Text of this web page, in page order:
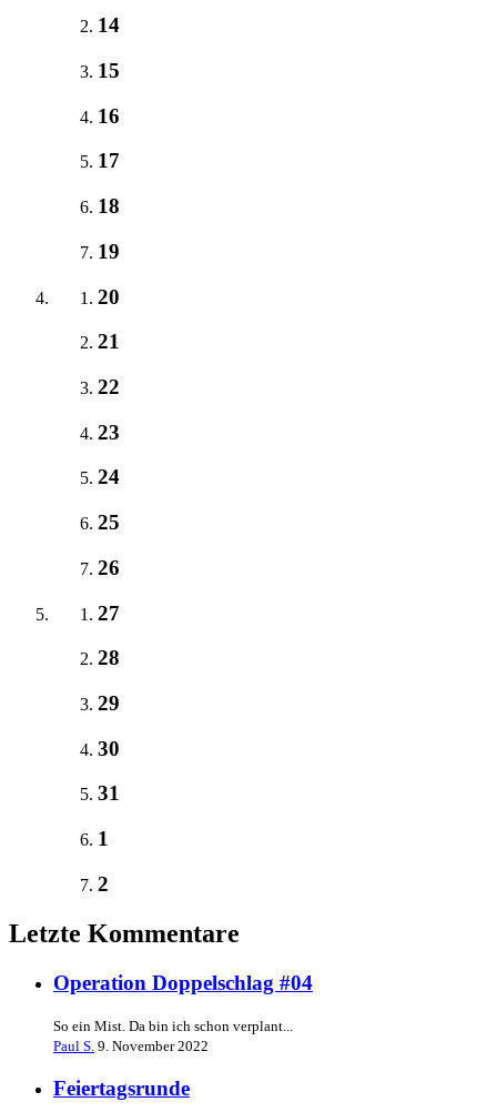
14
15
16
17
18
19
20
21
22
23
24
25
26
27
28
29
30
31
1
2
Letzte Kommentare
Operation Doppelschlag #04
So ein Mist. Da bin ich schon verplant...
Paul S. 9. November 2022
Feiertagsrunde